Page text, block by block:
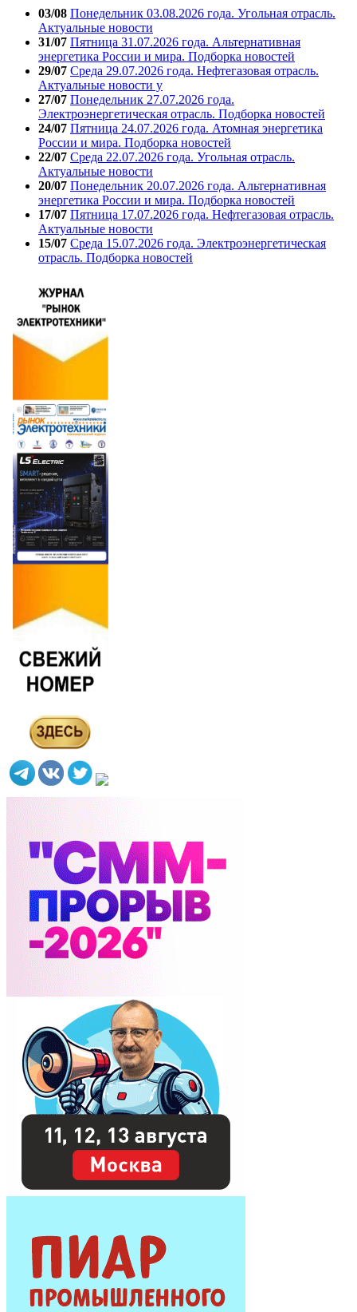
03/08 Понедельник 03.08.2026 года. Угольная отрасль.
Актуальные новости
31/07 Пятница 31.07.2026 года. Альтернативная
энергетика России и мира. Подборка новостей
29/07 Среда 29.07.2026 года. Нефтегазовая отрасль.
Актуальные новости у
27/07 Понедельник 27.07.2026 года.
Электроэнергетическая отрасль. Подборка новостей
24/07 Пятница 24.07.2026 года. Атомная энергетика
России и мира. Подборка новостей
22/07 Среда 22.07.2026 года. Угольная отрасль.
Актуальные новости
20/07 Понедельник 20.07.2026 года. Альтернативная
энергетика России и мира. Подборка новостей
17/07 Пятница 17.07.2026 года. Нефтегазовая отрасль.
Актуальные новости
15/07 Среда 15.07.2026 года. Электроэнергетическая
отрасль. Подборка новостей